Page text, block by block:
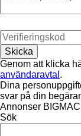
Genom att klicka
användaravtal .
Dina
svar på din
Annonser
Sök